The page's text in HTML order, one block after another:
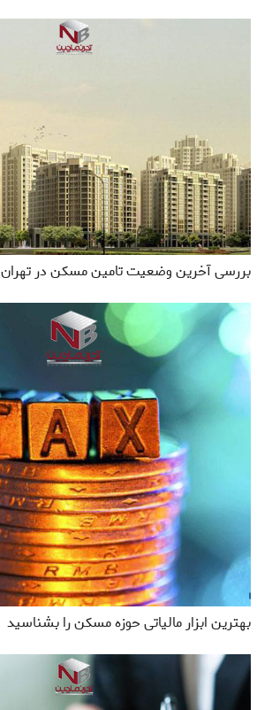
بررسی آخرین وضعیت تامین مسکن در تهران
بهترین ابزار مالیاتی حوزه مسکن را بشناسید